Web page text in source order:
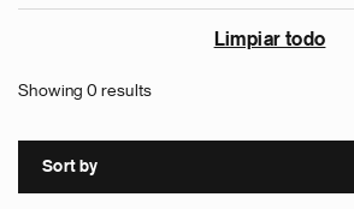
Limpiar todo
Showing 0 results
Sort by